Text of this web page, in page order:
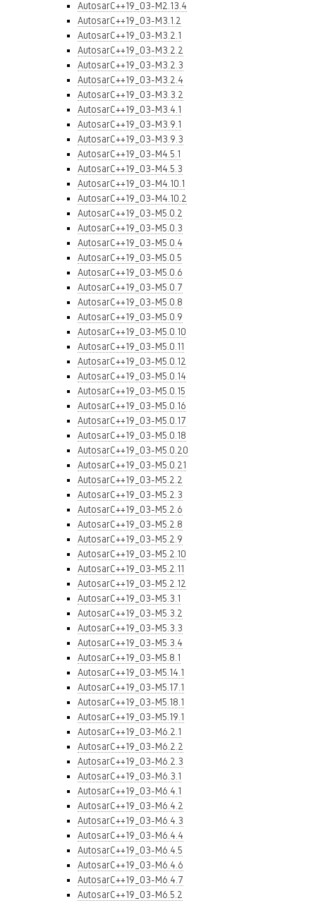
AutosarC++19_03-M2.13.4
AutosarC++19_03-M3.1.2
AutosarC++19_03-M3.2.1
AutosarC++19_03-M3.2.2
AutosarC++19_03-M3.2.3
AutosarC++19_03-M3.2.4
AutosarC++19_03-M3.3.2
AutosarC++19_03-M3.4.1
AutosarC++19_03-M3.9.1
AutosarC++19_03-M3.9.3
AutosarC++19_03-M4.5.1
AutosarC++19_03-M4.5.3
AutosarC++19_03-M4.10.1
AutosarC++19_03-M4.10.2
AutosarC++19_03-M5.0.2
AutosarC++19_03-M5.0.3
AutosarC++19_03-M5.0.4
AutosarC++19_03-M5.0.5
AutosarC++19_03-M5.0.6
AutosarC++19_03-M5.0.7
AutosarC++19_03-M5.0.8
AutosarC++19_03-M5.0.9
AutosarC++19_03-M5.0.10
AutosarC++19_03-M5.0.11
AutosarC++19_03-M5.0.12
AutosarC++19_03-M5.0.14
AutosarC++19_03-M5.0.15
AutosarC++19_03-M5.0.16
AutosarC++19_03-M5.0.17
AutosarC++19_03-M5.0.18
AutosarC++19_03-M5.0.20
AutosarC++19_03-M5.0.21
AutosarC++19_03-M5.2.2
AutosarC++19_03-M5.2.3
AutosarC++19_03-M5.2.6
AutosarC++19_03-M5.2.8
AutosarC++19_03-M5.2.9
AutosarC++19_03-M5.2.10
AutosarC++19_03-M5.2.11
AutosarC++19_03-M5.2.12
AutosarC++19_03-M5.3.1
AutosarC++19_03-M5.3.2
AutosarC++19_03-M5.3.3
AutosarC++19_03-M5.3.4
AutosarC++19_03-M5.8.1
AutosarC++19_03-M5.14.1
AutosarC++19_03-M5.17.1
AutosarC++19_03-M5.18.1
AutosarC++19_03-M5.19.1
AutosarC++19_03-M6.2.1
AutosarC++19_03-M6.2.2
AutosarC++19_03-M6.2.3
AutosarC++19_03-M6.3.1
AutosarC++19_03-M6.4.1
AutosarC++19_03-M6.4.2
AutosarC++19_03-M6.4.3
AutosarC++19_03-M6.4.4
AutosarC++19_03-M6.4.5
AutosarC++19_03-M6.4.6
AutosarC++19_03-M6.4.7
AutosarC++19_03-M6.5.2